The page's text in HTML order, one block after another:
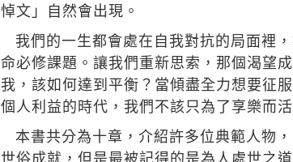
悼文」自然會出現。
我們的一生都會處在自我對抗的局面裡
命必修課題。讓我們重新思索，那個渴望
我，該如何達到平衡？當傾盡全力想要征
個人利益的時代，我們不該只為了享樂而
本書共分為十章，介紹許多位典範人物
世俗成就，但是最被記得的是為人處世之